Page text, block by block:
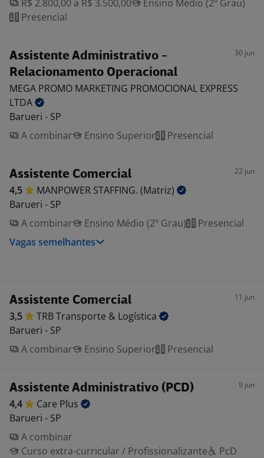
R$ 2.800,00 a R$ 3.500,00
Ensino Médio (2º Grau)
Presencial
Assistente Administrativo -
Relacionamento Operacional
30 jun
MEGA PROMO MARKETING PROMOCIONAL EXPRESS
LTDA
Barueri - SP
A combinar
Ensino Superior Presencial
Assistente Comercial 22 jun
4,5 MANPOWER STAFFING. (Matriz)
Barueri - SP
A combinar
Ensino Médio (2º Grau)
Presencial
Vagas semelhantes
Assistente Comercial 11 jun
3,5 TRB Transporte & Logística
Barueri - SP
A combinar
Ensino Superior Presencial
Assistente Administrativo (PCD) 9 jun
4,4 Care Plus
Barueri - SP
A combinar
Curso extra-curricular / Profissionalizante
PcD